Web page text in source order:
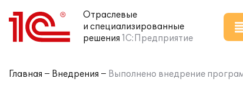
Отраслевые
и специализированные
решения 1С:Предприятие
Главная Внедрения Выполнено внедрение